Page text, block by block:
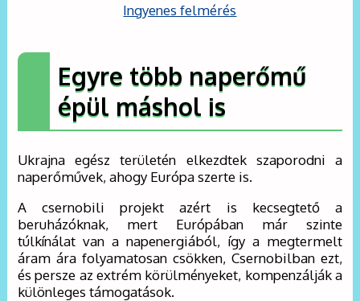
Ingyenes felmérés
Egyre több naperőmű
épül máshol is
Ukrajna egész területén elkezdtek szaporodni a
naperőművek, ahogy Európa szerte is.
A csernobili projekt azért is kecsegtető a
beruházóknak, mert Európában már szinte
túlkínálat van a napenergiából, így a megtermelt
áram ára folyamatosan csökken, Csernobilban ezt,
és persze az extrém körülményeket, kompenzálják a
különleges támogatások.